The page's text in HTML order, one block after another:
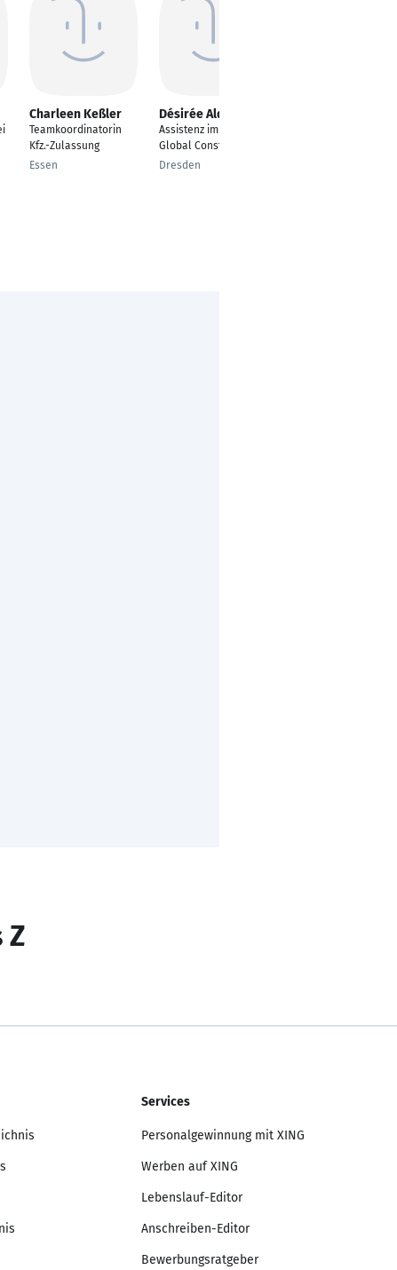
Charleen Keßler
Teamkoordinatorin
Kfz.-Zulassung
Essen
Désirée Alder
Assistenz im Bereich
Global Construction
Dresden
Z
Services
Personalgewinnung mit XING
Werben auf XING
Lebenslauf-Editor
Anschreiben-Editor
Bewerbungsratgeber